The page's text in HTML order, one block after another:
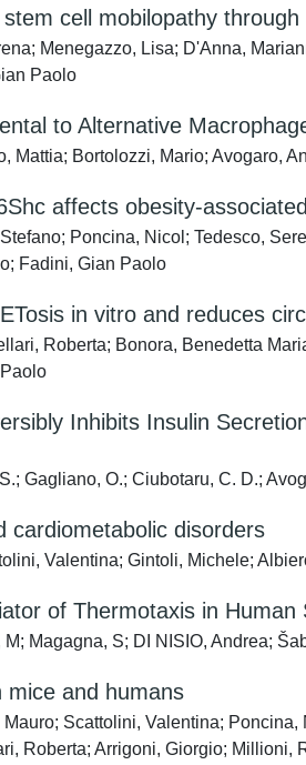
cell mobilopathy
Menegazzo, Lisa; D'Anna,
Paolo
to Alternative
Mattia; Bortolozzi, Mario; Avogaro,
affects obesity-
Poncina, Nicol; Tedesco,
Fadini, Gian Paolo
in vitro and reduces
Roberta; Bonora, Benedetta
Inhibits Insulin
Gagliano, O.; Ciubotaru, C. D.;
cardiometabolic disorders
Valentina; Gintoli, Michele;
of Thermotaxis in Human
Magagna, S; DI NISIO, Andrea;
mice and humans
Scattolini, Valentina;
Roberta; Arrigoni, Giorgio;